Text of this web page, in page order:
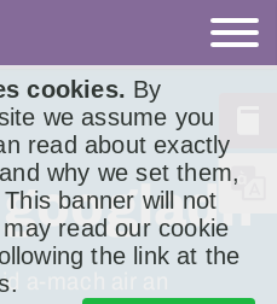
cookies. By
we assume you
read about exactly
why we set them,
banner will not
read our cookie
the link at the
a-mach air an